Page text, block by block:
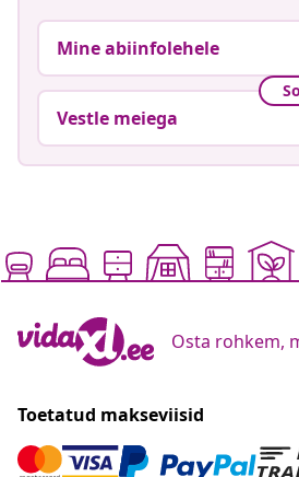
Mine abiinfolehele
Vestle meiega
Osta rohkem,
Toetatud makseviisid